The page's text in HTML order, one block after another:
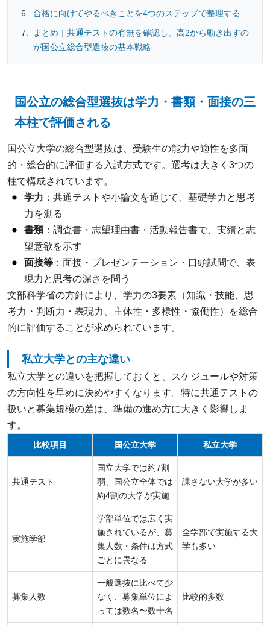
合格に向けてやるべきことを4つのステップで整理する
まとめ｜共通テストの有無を確認し、高2から動き出すの
が国公立総合型選抜の基本戦略
国公立の総合型選抜は学力・書類・面接の三
本柱で評価される
国公立大学の総合型選抜は、受験生の能力や適性を多面
的・総合的に評価する入試方式です。選考は大きく3つの
柱で構成されています。
学力 ：共通テストや小論文を通じて、基礎学力と思考
力を測る
書類 ：調査書・志望理由書・活動報告書で、実績と志
望意欲を示す
面接等 ：面接・プレゼンテーション・口頭試問で、表
現力と思考の深さを問う
文部科学省の方針により、学力の3要素（知識・技能、思
考力・判断力・表現力、主体性・多様性・協働性）を総合
的に評価することが求められています。
私立大学との主な違い
私立大学との違いを把握しておくと、スケジュールや対策
の方向性を早めに決めやすくなります。特に共通テストの
扱いと募集規模の差は、準備の進め方に大きく影響しま
す。
比較項目 国公立大学 私立大学
共通テスト
国立大学では約7割
弱、国公立全体では
約4割の大学が実施
課さない大学が多い
実施学部
学部単位では広く実
施されているが、募
集人数・条件は方式
ごとに異なる
全学部で実施する大
学も多い
募集人数
一般選抜に比べて少
なく、募集単位によ
っては数名〜数十名
比較的多数